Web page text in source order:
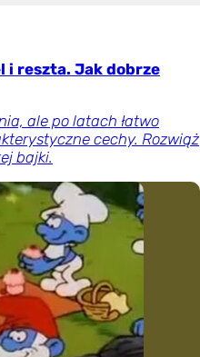
i reszta. Jak dobrze
ale po latach łatwo
cechy. Rozwiąż
bajki.